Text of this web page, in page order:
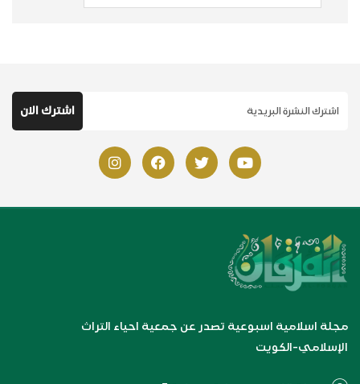
مجلة اسلامية اسبوعية تصدر عن جمعية احياء التراث
الإسلامي-الكويت